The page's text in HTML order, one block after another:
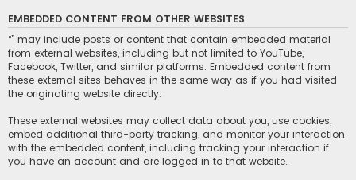
EMBEDDED CONTENT FROM OTHER WEBSITES
“” may include posts or content that contain embedded material
from external websites, including but not limited to YouTube,
Facebook, Twitter, and similar platforms. Embedded content from
these external sites behaves in the same way as if you had visited
the originating website directly.
These external websites may collect data about you, use cookies,
embed additional third-party tracking, and monitor your interaction
with the embedded content, including tracking your interaction if
you have an account and are logged in to that website.